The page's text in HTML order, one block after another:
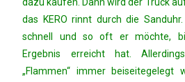
dazu kaufen. Dann wird der Truck
das KERO rinnt durch die
schnell und so oft er möchte,
Ergebnis erreicht hat.
„Flammen“ immer beiseitegelegt